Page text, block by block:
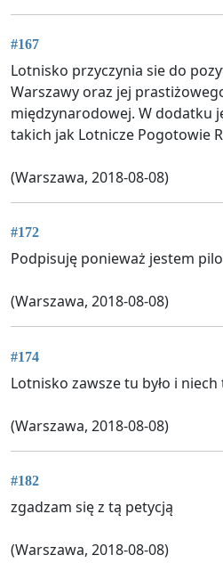
#167
Lotnisko przyczynia sie do
Warszawy oraz jej
międzynarodowej. W dodatku
takich jak Lotnicze Pogotowie
(Warszawa, 2018-08-08)
#172
Podpisuję ponieważ jestem
(Warszawa, 2018-08-08)
#174
Lotnisko zawsze tu było i
(Warszawa, 2018-08-08)
#182
zgadzam się z tą petycją
(Warszawa, 2018-08-08)